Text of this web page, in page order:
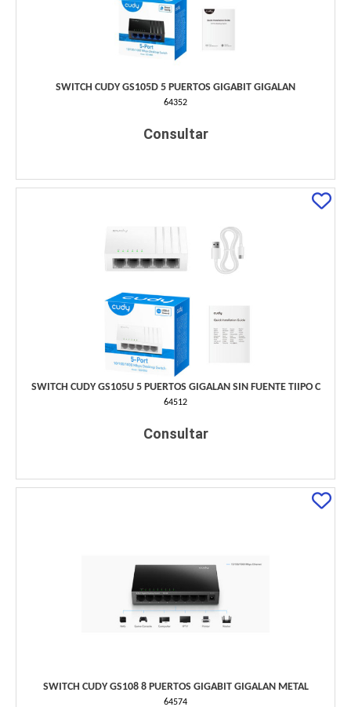
SWITCH CUDY GS105D 5 PUERTOS GIGABIT GIGALAN
64352
Consultar
SWITCH CUDY GS105U 5 PUERTOS GIGALAN SIN FUENTE TIIPO C
64512
Consultar
SWITCH CUDY GS108 8 PUERTOS GIGABIT GIGALAN METAL
64574